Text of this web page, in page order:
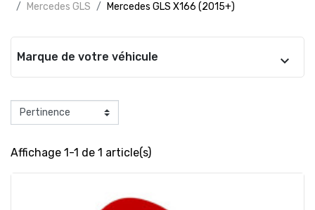
Mercedes GLS
Mercedes GLS X166 (2015+)
Marque de votre véhicule
Affichage 1-1 de 1 article(s)